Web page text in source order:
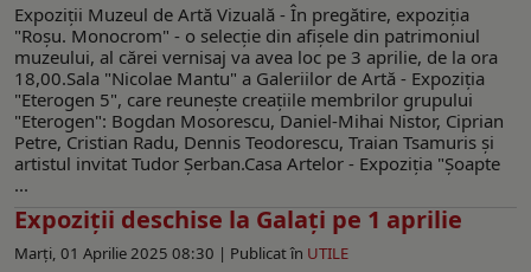
Expoziții Muzeul de Artă Vizuală - În pregătire, expoziţia
"Roşu. Monocrom" - o selecţie din afişele din patrimoniul
muzeului, al cărei vernisaj va avea loc pe 3 aprilie, de la ora
18,00.Sala "Nicolae Mantu" a Galeriilor de Artă - Expoziția
"Eterogen 5", care reunește creațiile membrilor grupului
"Eterogen": Bogdan Mosorescu, Daniel-Mihai Nistor, Ciprian
Petre, Cristian Radu, Dennis Teodorescu, Traian Tsamuris și
artistul invitat Tudor Șerban.Casa Artelor - Expoziţia "Şoapte
...
Expoziții deschise la Galaţi pe 1 aprilie
Marți, 01 Aprilie 2025 08:30 | Publicat în UTILE